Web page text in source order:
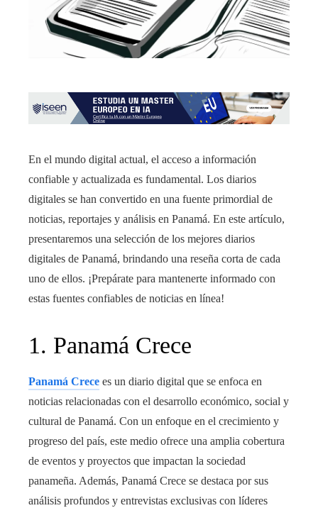
En el mundo digital actual, el acceso a información
confiable y actualizada es fundamental. Los diarios
digitales se han convertido en una fuente primordial de
noticias, reportajes y análisis en Panamá. En este artículo,
presentaremos una selección de los mejores diarios
digitales de Panamá, brindando una reseña corta de cada
uno de ellos. ¡Prepárate para mantenerte informado con
estas fuentes confiables de noticias en línea!
1. Panamá Crece
Panamá Crece es un diario digital que se enfoca en
noticias relacionadas con el desarrollo económico, social y
cultural de Panamá. Con un enfoque en el crecimiento y
progreso del país, este medio ofrece una amplia cobertura
de eventos y proyectos que impactan la sociedad
panameña. Además, Panamá Crece se destaca por sus
análisis profundos y entrevistas exclusivas con líderes